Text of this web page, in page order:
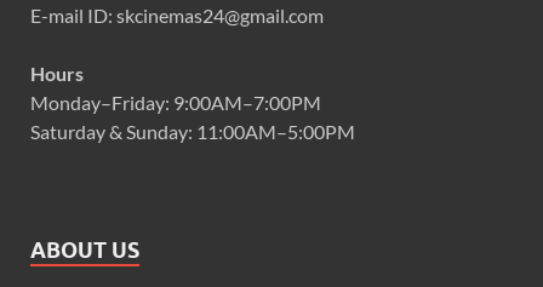
E-mail ID: skcinemas24@gmail.com
Hours
Monday–Friday: 9:00AM–7:00PM
Saturday & Sunday: 11:00AM–5:00PM
ABOUT US